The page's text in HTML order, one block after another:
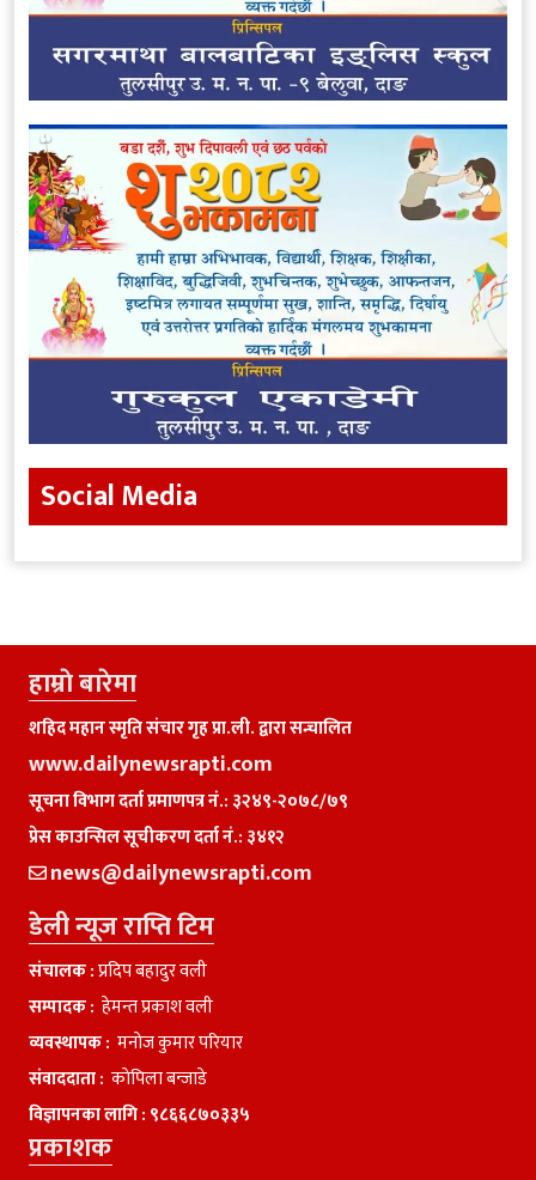
Social Media
हाम्राे बारेमा
शहिद महान स्मृति संचार गृह प्रा.ली. द्वारा सन्चालित
www.dailynewsrapti.com
सूचना विभाग दर्ता प्रमाणपत्र नं.: ३२४९-२०७८/७९
प्रेस काउन्सिल सूचीकरण दर्ता नं.: ३४१२
news@dailynewsrapti.com
डेली न्यूज राप्ति टिम
संचालक :प्रदिप बहादुर वली
सम्पादक : हेमन्त प्रकाश वली
व्यवस्थापक : मनाेज कुमार परियार
संवाददाता : काेपिला बन्जाडे
विज्ञापनका लागि : ९८६६८७०३३५
प्रकाशक